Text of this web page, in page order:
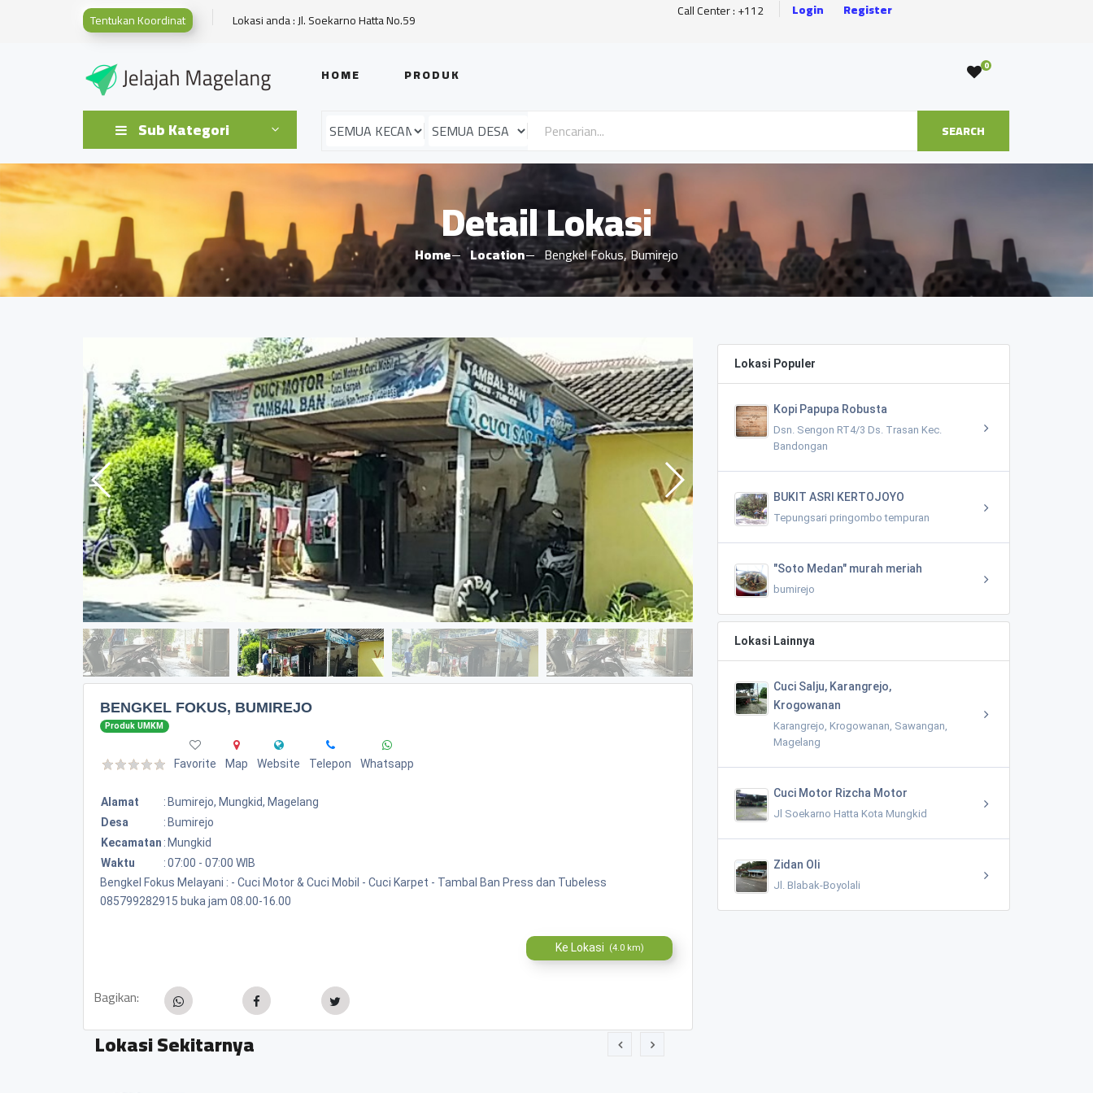
Tentukan Koordinat Lokasi anda : Jl. Soekarno Hatta No.59 Call Center : +112 Login Register
HOME PRODUK 0
Sub Kategori SEARCH
Detail Lokasi
Home Location Bengkel Fokus, Bumirejo
BENGKEL FOKUS, BUMIREJO
Produk UMKM
Favorite Map Website Telepon Whatsapp
Alamat : Bumirejo, Mungkid, Magelang
Desa
: Bumirejo
Kecamatan : Mungkid
Waktu
:07:00 - 07:00 WIB
Bengkel Fokus Melayani : - Cuci Motor & Cuci Mobil - Cuci Karpet - Tambal Ban Press dan Tubeless
085799282915 buka jam 08.00-16.00
Ke Lokasi (4.0 km)
Bagikan:
Lokasi Sekitarnya
Lokasi Populer
Kopi Papupa Robusta
Dsn. Sengon RT4/3 Ds. Trasan Kec.
Bandongan
BUKIT ASRI KERTOJOYO
Tepungsari pringombo tempuran
"Soto Medan" murah meriah
bumirejo
Lokasi Lainnya
Cuci Salju, Karangrejo,
Krogowanan
Karangrejo, Krogowanan, Sawangan,
Magelang
Cuci Motor Rizcha Motor
Jl Soekarno Hatta Kota Mungkid
Zidan Oli
Jl. Blabak-Boyolali